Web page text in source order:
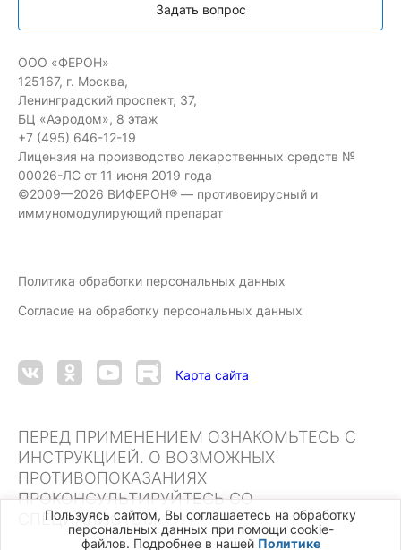
Пользуясь сайтом, Вы соглашаетесь на обработку
персональных данных при помощи cookie-
файлов. Подробнее в нашей Политике
Задать вопрос
ООО «ФЕРОН»
125167, г. Москва,
Ленинградский проспект, 37,
БЦ «Аэродом», 8 этаж
+7 (495) 646-12-19
Лицензия на производство лекарственных средств №
00026-ЛС от 11 июня 2019 года
©2009—2026 ВИФЕРОН® — противовирусный и
иммуномодулирующий препарат
Политика обработки персональных данных
Согласие на обработку персональных данных
Карта сайта
ПЕРЕД ПРИМЕНЕНИЕМ ОЗНАКОМЬТЕСЬ С
ИНСТРУКЦИЕЙ. О ВОЗМОЖНЫХ
ПРОТИВОПОКАЗАНИЯХ
ПРОКОНСУЛЬТИРУЙТЕСЬ СО
СПЕЦИАЛИСТОМ